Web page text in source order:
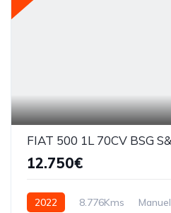
FIAT 500 1L 70CV BSG
12.750€
2022 8.776Kms